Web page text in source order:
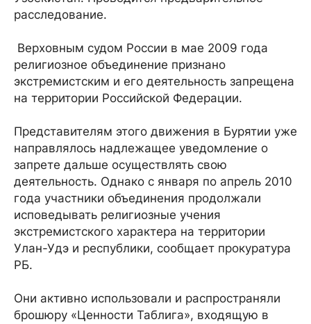
расследование.
Верховным судом России в мае 2009 года
религиозное объединение признано
экстремистским и его деятельность запрещена
на территории Российской Федерации.
Представителям этого движения в Бурятии уже
направлялось надлежащее уведомление о
запрете дальше осуществлять свою
деятельность. Однако с января по апрель 2010
года участники объединения продолжали
исповедывать религиозные учения
экстремистского характера на территории
Улан-Удэ и республики, сообщает прокуратура
РБ.
Они активно использовали и распространяли
брошюру «Ценности Таблига», входящую в